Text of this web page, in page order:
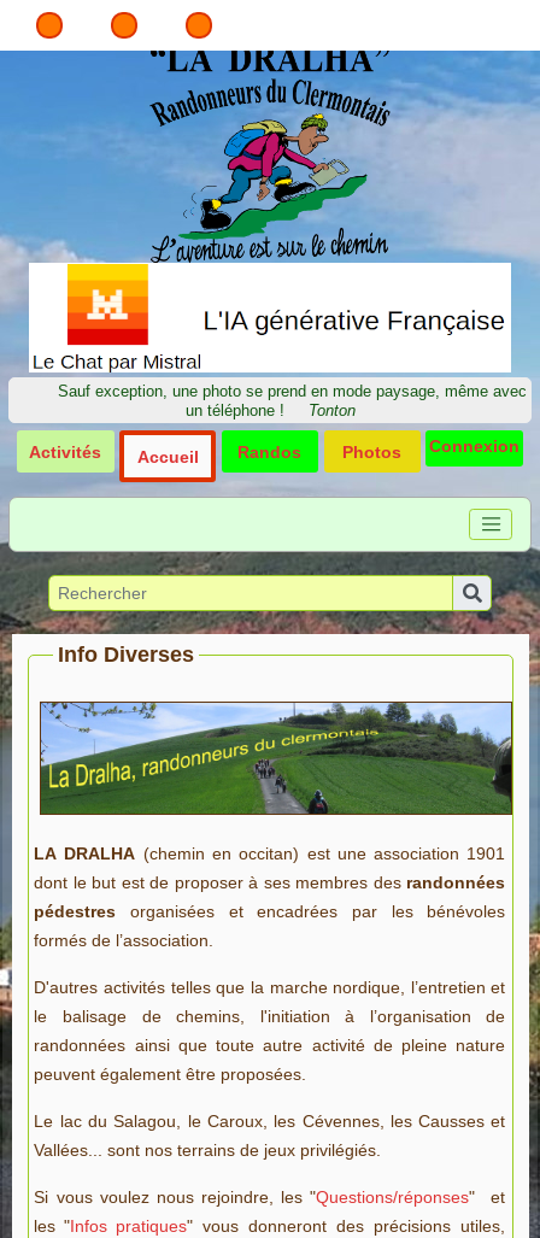
Sauf exception, une photo se prend en mode paysage, même avec
un téléphone !
Tonton
Activités Accueil Randos Photos Connexion
Info Diverses
LA DRALHA (chemin en occitan) est une association 1901
dont le but est de proposer à ses membres des randonnées
pédestres organisées et encadrées par les bénévoles
formés de l’association.
D'autres activités telles que la marche nordique, l’entretien et
le balisage de chemins, l'initiation à l’organisation de
randonnées ainsi que toute autre activité de pleine nature
peuvent également être proposées.
Le lac du Salagou, le Caroux, les Cévennes, les Causses et
Vallées... sont nos terrains de jeux privilégiés.
Si vous voulez nous rejoindre, les "Questions/réponses" et
les "Infos pratiques" vous donneront des précisions utiles,